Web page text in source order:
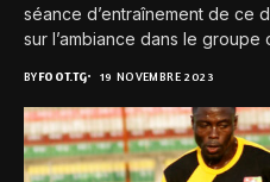
séance d’entraînement de ce
sur l’ambiance dans le groupe
BYFOOT.TG 19 NOVEMBRE 2023